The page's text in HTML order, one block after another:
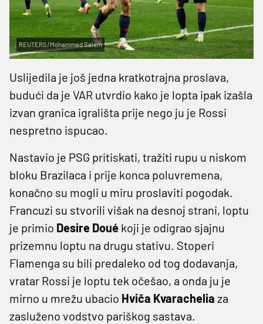
REUTERS/Mohammed Salem
Uslijedila je još jedna kratkotrajna proslava,
budući da je VAR utvrdio kako je lopta ipak izašla
izvan granica igrališta prije nego ju je Rossi
nespretno ispucao.
Nastavio je PSG pritiskati, tražiti rupu u niskom
bloku Brazilaca i prije konca poluvremena,
konačno su mogli u miru proslaviti pogodak.
Francuzi su stvorili višak na desnoj strani, loptu
je primio Desire Doué koji je odigrao sjajnu
prizemnu loptu na drugu stativu. Stoperi
Flamenga su bili predaleko od tog dodavanja,
vratar Rossi je loptu tek očešao, a onda ju je
mirno u mrežu ubacio Hviča Kvarachelia za
zasluženo vodstvo pariškog sastava.